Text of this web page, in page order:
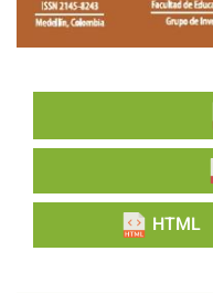
HTML